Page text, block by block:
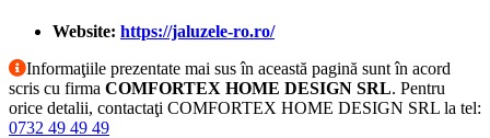
Website: https://jaluzele-ro.ro/
Informaţiile prezentate mai sus în această pagină sunt în acord
scris cu firma COMFORTEX HOME DESIGN SRL. Pentru
orice detalii, contactaţi COMFORTEX HOME DESIGN SRL la tel:
0732 49 49 49